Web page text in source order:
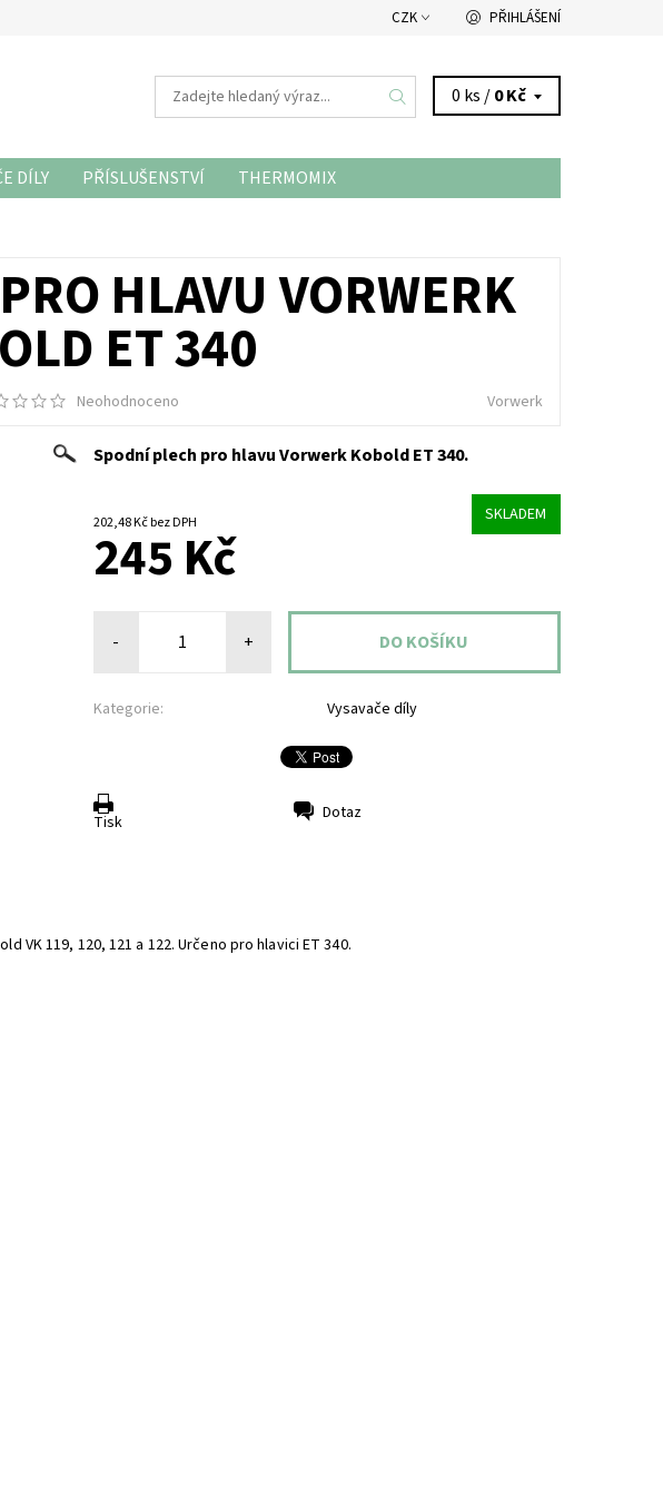
CZK PŘIHLÁŠENÍ
0 ks /0 Kč
DÍLY PŘÍSLUŠENSTVÍ
THERMOMIX
HLAVU VORWERK
ET 340
Neohodnoceno Vorwerk
Spodní plech pro hlavu Vorwerk Kobold ET 340.
202,48 Kč bez DPH SKLADEM
245 Kč
- +
Kategorie: Vysavače díly
Tisk Dotaz
VK 119, 120, 121 a 122. Určeno pro hlavici ET 340.